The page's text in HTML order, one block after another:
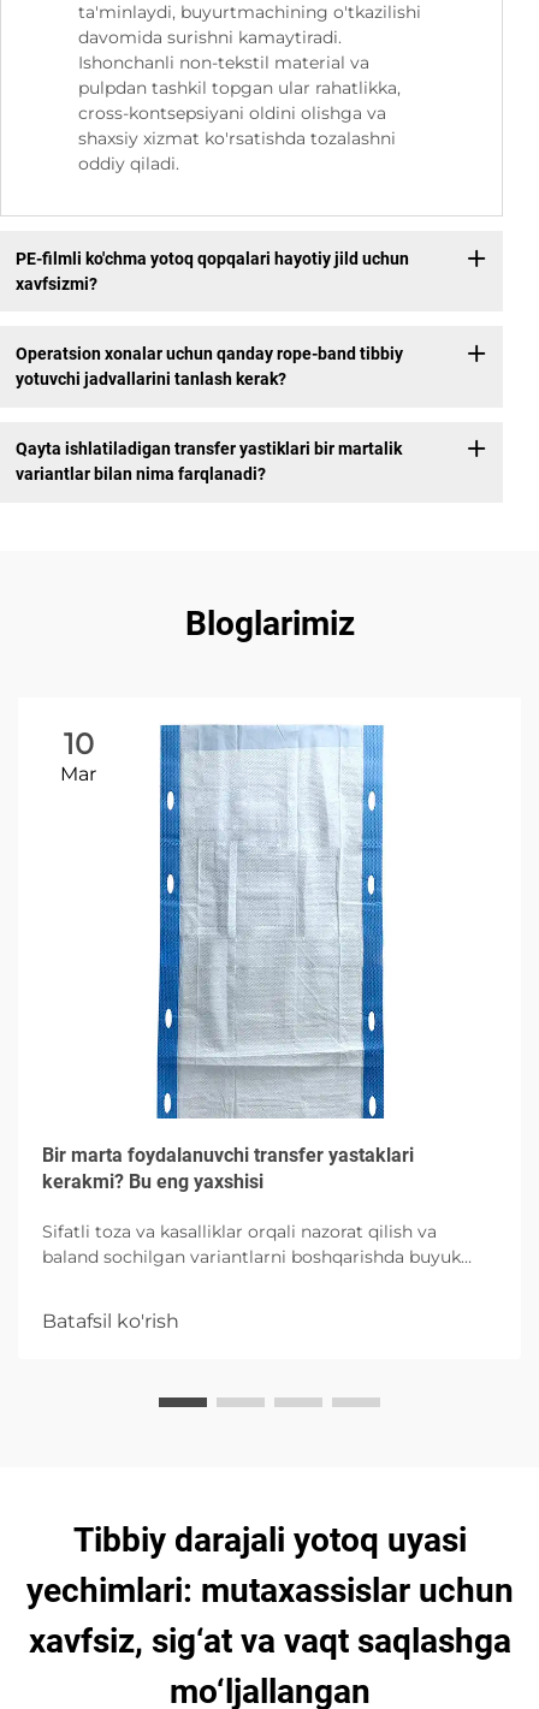
ta'minlaydi, buyurtmachining o'tkazilishi
davomida surishni kamaytiradi.
Ishonchanli non-tekstil material va
pulpdan tashkil topgan ular rahatlikka,
cross-kontsepsiyani oldini olishga va
shaxsiy xizmat ko'rsatishda tozalashni
oddiy qiladi.
PE-filmli ko'chma yotoq qopqalari hayotiy jild uchun
xavfsizmi?
Operatsion xonalar uchun qanday rope-band tibbiy
yotuvchi jadvallarini tanlash kerak?
Qayta ishlatiladigan transfer yastiklari bir martalik
variantlar bilan nima farqlanadi?
Bloglarimiz
10
Mar
Bir marta foydalanuvchi transfer yastaklari
kerakmi? Bu eng yaxshisi
Sifatli toza va kasalliklar orqali nazorat qilish va
baland sochilgan variantlarni boshqarishda buyuk
Batafsil ko'rish
Tibbiy darajali yotoq uyasi
yechimlari: mutaxassislar uchun
xavfsiz, sig‘at va vaqt saqlashga
mo‘ljallangan